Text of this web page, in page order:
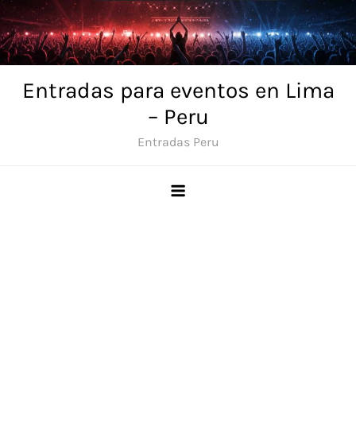
Skip
to
content
Entradas para eventos en Lima
– Peru
Entradas Peru